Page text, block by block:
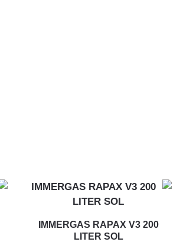
IMMERGAS RAPAX V3 200
LITER SOL